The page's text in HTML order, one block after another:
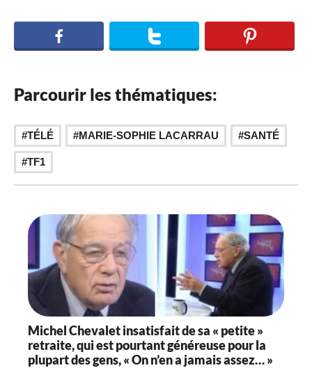
Parcourir les thématiques:
TÉLÉ MARIE-SOPHIE LACARRAU SANTÉ
TF1
Michel Chevalet insatisfait de sa « petite »
retraite, qui est pourtant généreuse pour la
plupart des gens, « On n’en a jamais assez… »